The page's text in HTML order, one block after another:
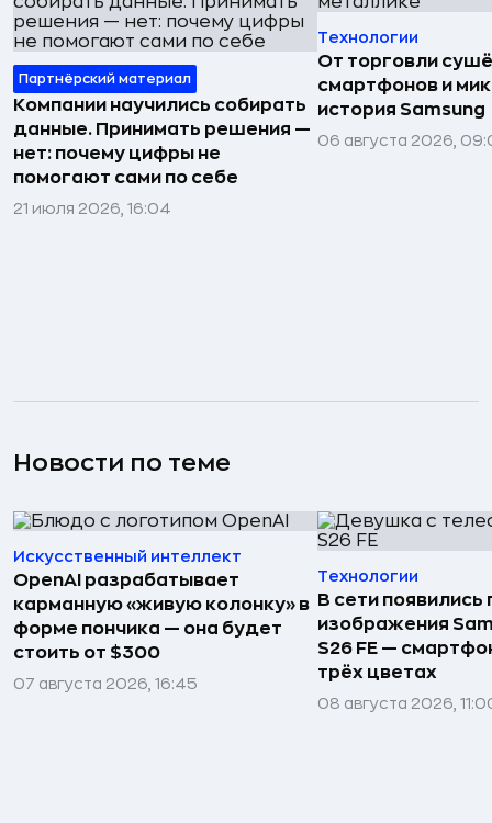
Партнёрский материал
Компании научились собирать
данные. Принимать решения —
нет: почему цифры не
помогают сами по себе
21 июля 2026, 16:04
Технологии
От торговли
смартфонов и
история Samsung
06 августа 2026,
Новости по теме
Искусственный интеллект
OpenAI разрабатывает
карманную «живую колонку» в
форме пончика — она будет
стоить от $300
07 августа 2026, 16:45
Технологии
В сети появились
изображения
S26 FE —
трёх цветах
08 августа 2026,